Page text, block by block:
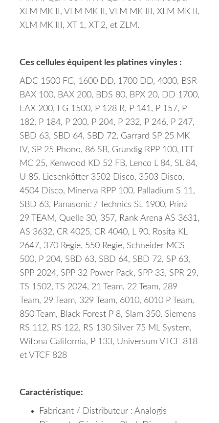
XLM MK II, VLM MK II, VLM MK III, XLM MK II,
XLM MK III, XT 1, XT 2, et ZLM.
Ces cellules équipent les platines vinyles :
ADC 1500 FG, 1600 DD, 1700 DD, 4000, BSR
BAX 100, BAX 200, BDS 80, BPX 20, DD 1700,
EAX 200, FG 1500, P 128 R, P 141, P 157, P
182, P 184, P 200, P 204, P 232, P 246, P 247,
SBD 63, SBD 64, SBD 72, Garrard SP 25 MK
IV, SP 25 Phono, 86 SB, Grundig RPP 100, ITT
MC 25, Kenwood KD 52 FB, Lenco L 84, SL 84,
U 85. Liesenkötter 3502 Disco, 3503 Disco,
4504 Disco, Minerva RPP 100, Palladium S 11,
SBD 63, Panasonic / Technics SL 1900, Prinz
29 TEAM, Quelle 30, 357, Rank Arena AS 3631,
AS 3632, CR 4025, CR 4040, L 90, Rosita KL
2647, 370 Regie, 550 Regie, Schneider MCS
500, P 204, SBD 63, SBD 64, SBD 72, SP 63,
SPP 2024, SPP 32 Power Pack, SPP 33, SPR 29,
TS 1502, TS 2024, 21 Team, 22 Team, 289
Team, 29 Team, 329 Team, 6010, 6010 P Team,
850 Team, Black Forest P 8, Slam 350, Siemens
RS 112, RS 122, RS 130 Silver 75 ML System,
Wifona California, P 133, Universum VTCF 818
et VTCF 828
Caractéristique:
Fabricant / Distributeur : Analogis